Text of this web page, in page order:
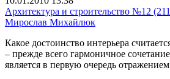
Архитектура и строительство №12
Мирослав Михайлюк
Какое достоинство интерьера
– прежде всего гармоничное
является в первую очередь